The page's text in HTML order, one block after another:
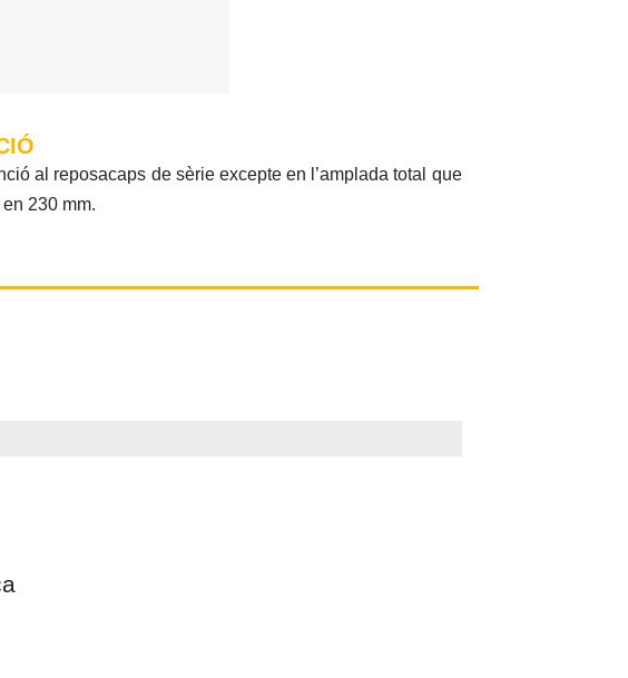
al reposacaps de sèrie excepte en l’amplada total que
230 mm.